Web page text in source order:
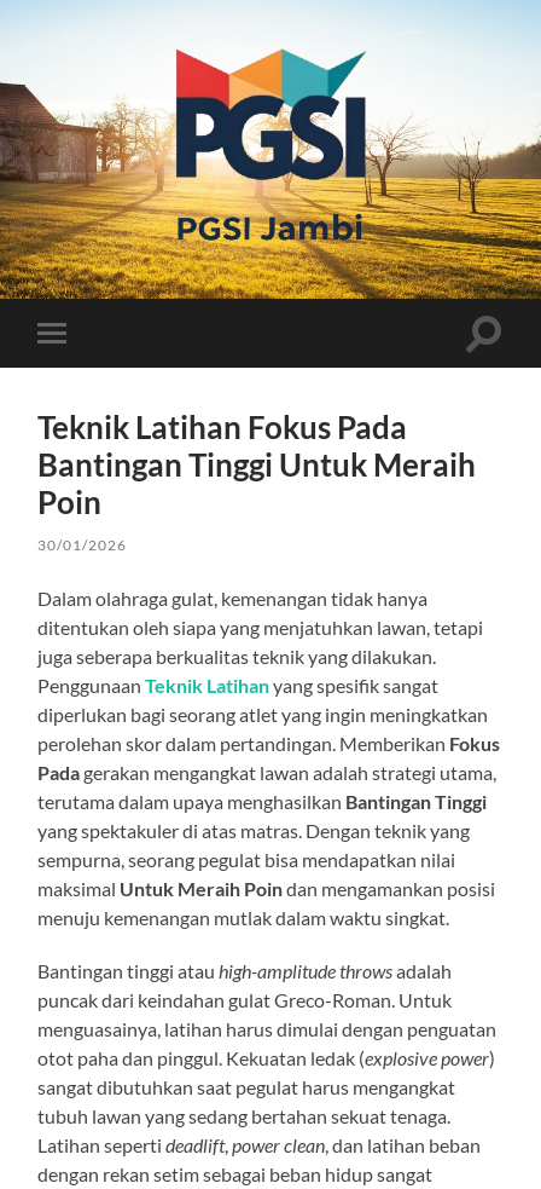
PGSI
JAMBI
Toggle
mobile
Toggle
Teknik Latihan Fokus Pada
Bantingan Tinggi Untuk Meraih
Poin
30/01/2026
Dalam olahraga gulat, kemenangan tidak hanya
ditentukan oleh siapa yang menjatuhkan lawan, tetapi
juga seberapa berkualitas teknik yang dilakukan.
PenggunaanTeknik Latihanyang spesifik sangat
diperlukan bagi seorang atlet yang ingin meningkatkan
perolehan skor dalam pertandingan. Memberikan Fokus
Padagerakan mengangkat lawan adalah strategi utama,
terutama dalam upaya menghasilkan Bantingan Tinggi
yang spektakuler di atas matras. Dengan teknik yang
sempurna, seorang pegulat bisa mendapatkan nilai
maksimal Untuk Meraih Poindan mengamankan posisi
menuju kemenangan mutlak dalam waktu singkat.
Bantingan tinggi atau high-amplitude throwsadalah
puncak dari keindahan gulat Greco-Roman. Untuk
menguasainya, latihan harus dimulai dengan penguatan
otot paha dan pinggul. Kekuatan ledak (explosive power)
sangat dibutuhkan saat pegulat harus mengangkat
tubuh lawan yang sedang bertahan sekuat tenaga.
Latihan sepertideadlift, power clean , dan latihan beban
dengan rekan setim sebagai beban hidup sangat